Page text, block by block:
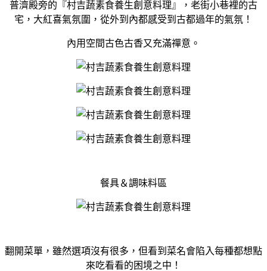
普濟殿旁的『村吉蔬素食養生創意料理』，老街小巷裡的古
宅，大紅喜氣氛圍，從外到內都感受到古都過年的氣氛！
內用空間古色古香又充滿禪意。
餐具＆調味料區
翻開菜單，雖然選項沒有很多，但看到菜名會陷入每種都想點
來吃看看的困境之中！